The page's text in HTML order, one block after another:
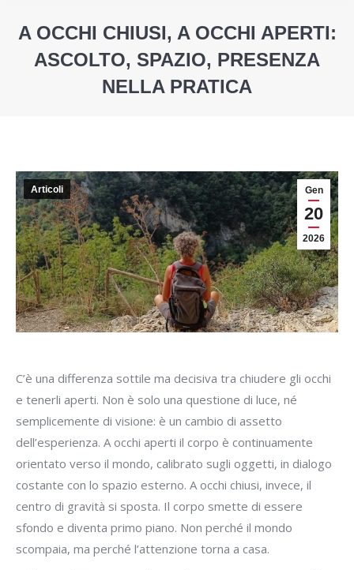
A OCCHI CHIUSI, A OCCHI APERTI:
ASCOLTO, SPAZIO, PRESENZA
NELLA PRATICA
Gen
20
2026
Articoli
C’è una differenza sottile ma decisiva tra chiudere gli occhi
e tenerli aperti. Non è solo una questione di luce, né
semplicemente di visione: è un cambio di assetto
dell’esperienza. A occhi aperti il corpo è continuamente
orientato verso il mondo, calibrato sugli oggetti, in dialogo
costante con lo spazio esterno. A occhi chiusi, invece, il
centro di gravità si sposta. Il corpo smette di essere
sfondo e diventa primo piano. Non perché il mondo
scompaia, ma perché l’attenzione torna a casa.